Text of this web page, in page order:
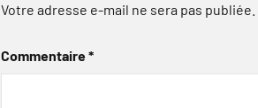
Votre adresse e-mail ne sera pas publiée.
Commentaire*